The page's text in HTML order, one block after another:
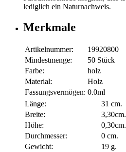
lediglich ein Naturnachweis.
Merkmale
Artikelnummer:
19920800
Mindestmenge:
50 Stück
Farbe:
holz
Material:
Holz
Fassungsvermögen: 0.0ml
Länge:
31 cm.
Breite:
3,30cm.
Höhe:
0,30cm.
Durchmesser:
0 cm.
Gewicht:
19 g.